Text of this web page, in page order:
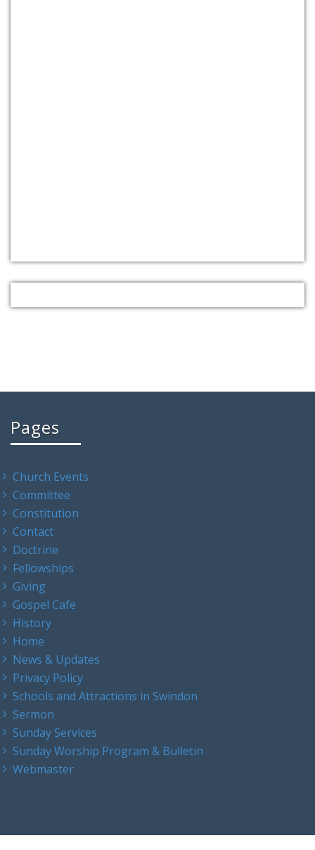
Pages
Church Events
Committee
Constitution
Contact
Doctrine
Fellowships
Giving
Gospel Cafe
History
Home
News & Updates
Privacy Policy
Schools and Attractions in Swindon
Sermon
Sunday Services
Sunday Worship Program & Bulletin
Webmaster